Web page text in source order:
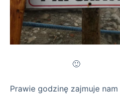
🙂
Prawie godzinę zajmuje